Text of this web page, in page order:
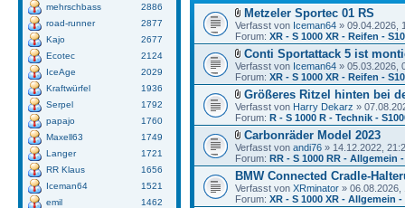
mehrschbass
2886
road-runner
2877
Kajo
2677
Ecotec
2124
IceAge
2029
Kraftwürfel
1936
Serpel
1792
papajo
1760
Maxell63
1749
Langer
1721
RR Klaus
1656
Iceman64
1521
emil
1462
Metzeler Sportec 01 RS
Verfasst von Iceman64 » 09.04.2026,
Forum: XR - S 1000 XR - Reifen -
Conti Sportattack 5 ist
Verfasst von Iceman64 » 05.03.2026,
Forum: XR - S 1000 XR - Reifen -
Größeres Ritzel hinten bei
Verfasst von Harry Dekarz »
Forum: R - S 1000 R - Technik -
Carbonräder Model 2023
Verfasst von andi76 » 14.12.2022,
Forum: RR - S 1000 RR - Allgemein
BMW Connected Cradle-
Verfasst von XRminator » 06.08.2026,
Forum: XR - S 1000 XR - Allgemein -